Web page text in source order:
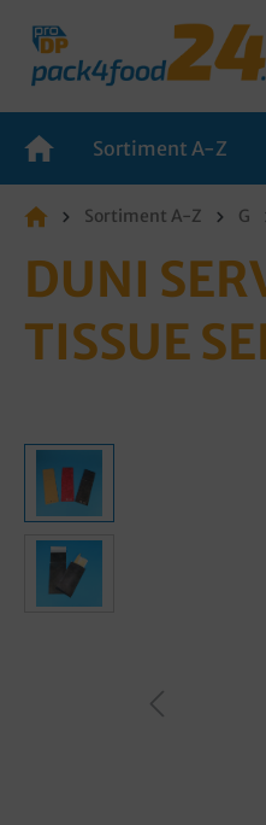
Sortiment A-Z
Sortiment A-Z G
DUNI
ISSUE